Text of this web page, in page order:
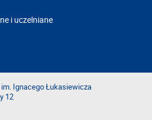
i uczelniane
Ignacego Łukasiewicza
12